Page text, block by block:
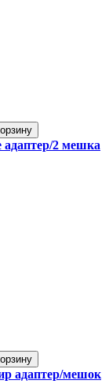
адаптер/2 мешка
адаптер/мешок